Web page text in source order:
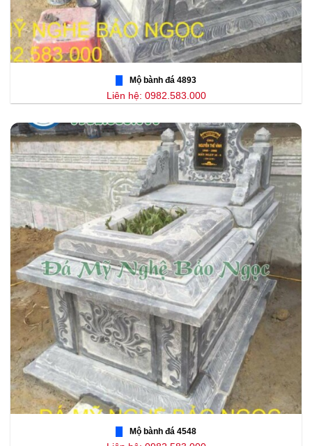
Mộ bành đá 4893
Liên hệ: 0982.583.000
Mộ bành đá 4548